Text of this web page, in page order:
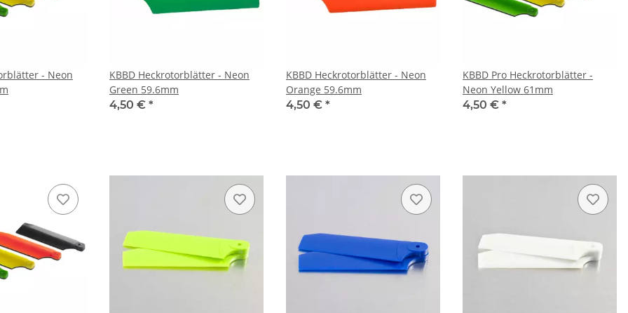
- Neon
KBBD Heckrotorblätter - Neon
Green 59.6mm
4,50 € *
KBBD Heckrotorblätter - Neon
Orange 59.6mm
4,50 € *
KBBD Pro Heckrotorblätter -
Neon Yellow 61mm
4,50 € *